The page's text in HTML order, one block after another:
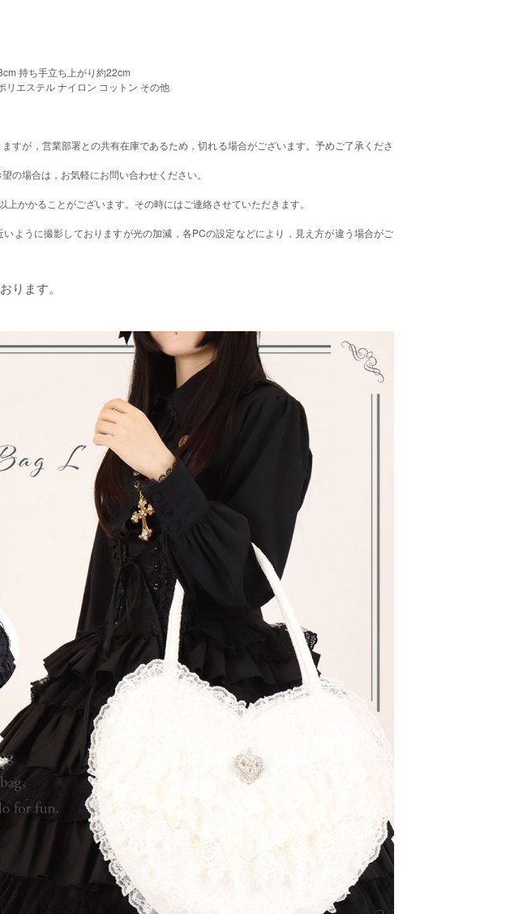
持ち手立ち上がり約22cm
リエステル ナイロン コットン その他
すが，営業部署との共有在庫であるため，切れる場合がございます。予めご了承くださ
の場合は，お気軽にお問い合わせください。
かかることがございます。その時にはご連絡させていただきます。
ように撮影しておりますが光の加減，各PCの設定などにより，見え方が違う場合がご
ります。